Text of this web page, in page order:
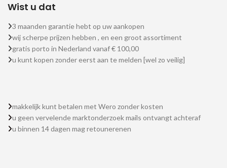
Wist u dat
3 maanden garantie hebt op uw aankopen
wij scherpe prijzen hebben , en een groot assortiment
gratis porto in Nederland vanaf € 100,00
u kunt kopen zonder eerst aan te melden [wel zo veilig]
makkelijk kunt betalen met Wero zonder kosten
u geen vervelende marktonderzoek mails ontvangt achteraf
u binnen 14 dagen mag retounerenen